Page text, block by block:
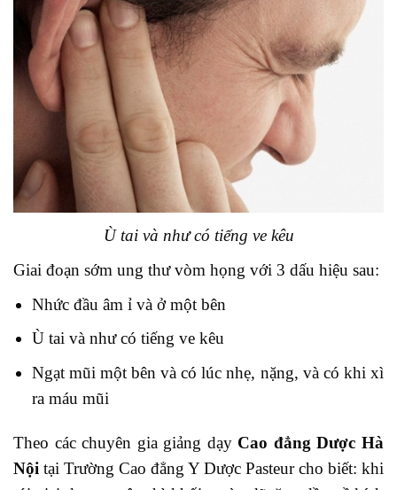
Ù tai và như có tiếng ve kêu
Giai đoạn sớm ung thư vòm họng với 3 dấu hiệu sau:
Nhức đầu âm ỉ và ở một bên
Ù tai và như có tiếng ve kêu
Ngạt mũi một bên và có lúc nhẹ, nặng, và có khi xì
ra máu mũi
Theo các chuyên gia giảng dạy Cao đẳng Dược Hà
Nội tại Trường Cao đẳng Y Dược Pasteur cho biết: khi